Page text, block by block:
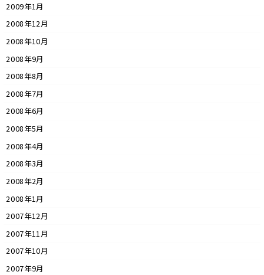
2009年1月
2008年12月
2008年10月
2008年9月
2008年8月
2008年7月
2008年6月
2008年5月
2008年4月
2008年3月
2008年2月
2008年1月
2007年12月
2007年11月
2007年10月
2007年9月